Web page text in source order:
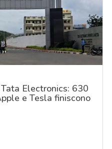
Electronics: 630
e Tesla finiscono